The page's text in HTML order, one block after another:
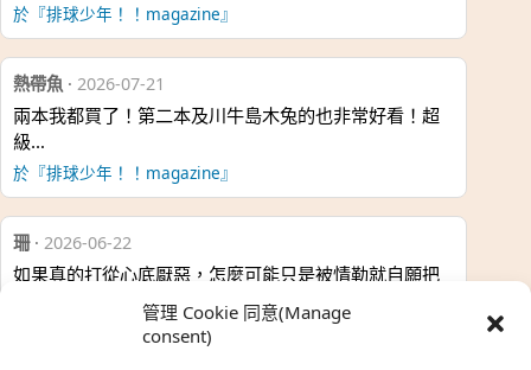
管理 Cookie 同意(Manage
consent)
於『排球少年！！magazine』
熱帶魚 · 2026-07-21
兩本我都買了！第二本及川牛島木兔的也非常好看！超
級…
於『排球少年！！magazine』
珊· 2026-06-22
如果真的打從心底厭惡，怎麼可能只是被情勒就自願把